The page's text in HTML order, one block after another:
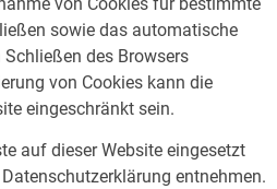
sowie das automatische
des Browsers
von Cookies kann die
eingeschränkt sein.
auf dieser Website eingesetzt
entnehmen.